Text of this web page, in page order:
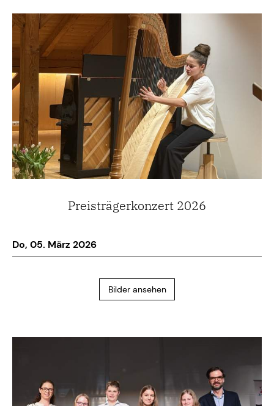
Preisträgerkonzert 2026
Do, 05. März 2026
Bilder ansehen